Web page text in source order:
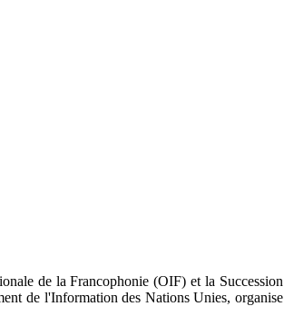
de la Francophonie (OIF) et la Succession
de l'Information des Nations Unies, organise